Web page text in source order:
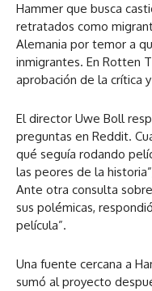
Hammer que busca
retratados como
Alemania por temor a
inmigrantes. En Rotten
aprobación de la crítica
El director Uwe Boll
preguntas en Reddit.
qué seguía rodando
las peores de la
Ante otra consulta
sus polémicas,
película”.
Una fuente cercana a
sumó al proyecto